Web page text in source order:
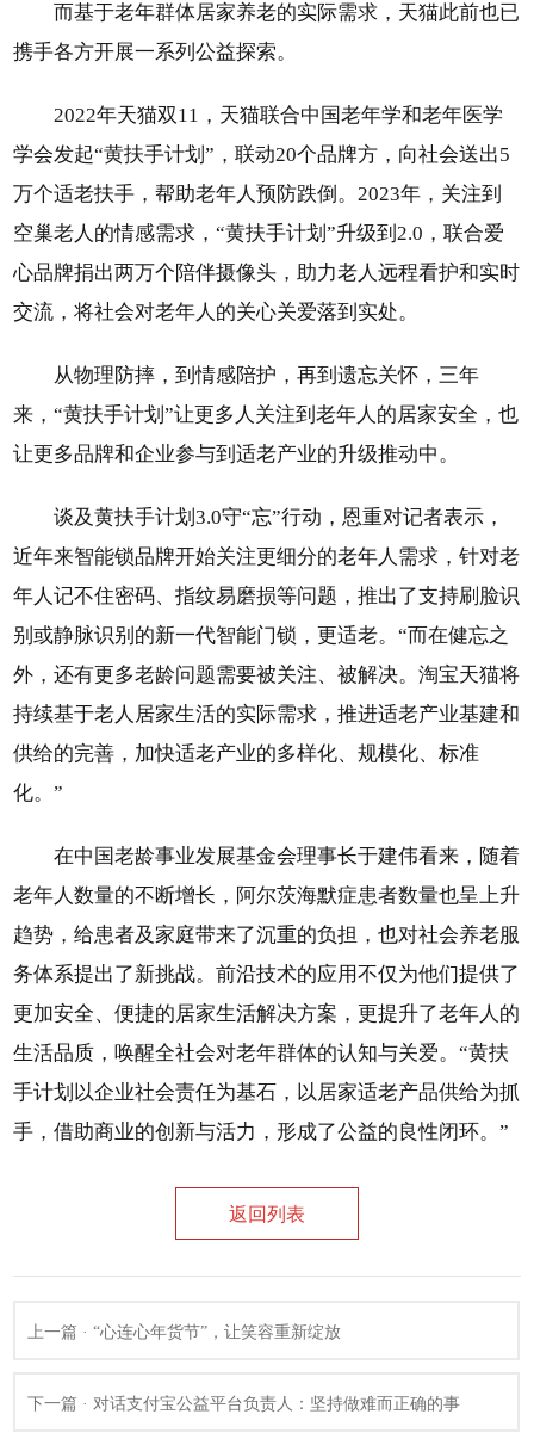
而基于老年群体居家养老的实际需求，天猫此前也已
携手各方开展一系列公益探索。
2022年天猫双11，天猫联合中国老年学和老年医学
学会发起“黄扶手计划”，联动20个品牌方，向社会送出5
万个适老扶手，帮助老年人预防跌倒。2023年，关注到
空巢老人的情感需求，“黄扶手计划”升级到2.0，联合爱
心品牌捐出两万个陪伴摄像头，助力老人远程看护和实时
交流，将社会对老年人的关心关爱落到实处。
从物理防摔，到情感陪护，再到遗忘关怀，三年
来，“黄扶手计划”让更多人关注到老年人的居家安全，也
让更多品牌和企业参与到适老产业的升级推动中。
谈及黄扶手计划3.0守“忘”行动，恩重对记者表示，
近年来智能锁品牌开始关注更细分的老年人需求，针对老
年人记不住密码、指纹易磨损等问题，推出了支持刷脸识
别或静脉识别的新一代智能门锁，更适老。“而在健忘之
外，还有更多老龄问题需要被关注、被解决。淘宝天猫将
持续基于老人居家生活的实际需求，推进适老产业基建和
供给的完善，加快适老产业的多样化、规模化、标准
化。”
在中国老龄事业发展基金会理事长于建伟看来，随着
老年人数量的不断增长，阿尔茨海默症患者数量也呈上升
趋势，给患者及家庭带来了沉重的负担，也对社会养老服
务体系提出了新挑战。前沿技术的应用不仅为他们提供了
更加安全、便捷的居家生活解决方案，更提升了老年人的
生活品质，唤醒全社会对老年群体的认知与关爱。“黄扶
手计划以企业社会责任为基石，以居家适老产品供给为抓
手，借助商业的创新与活力，形成了公益的良性闭环。”
返回列表
上一篇 · “心连心年货节”，让笑容重新绽放
下一篇 · 对话支付宝公益平台负责人：坚持做难而正确的事